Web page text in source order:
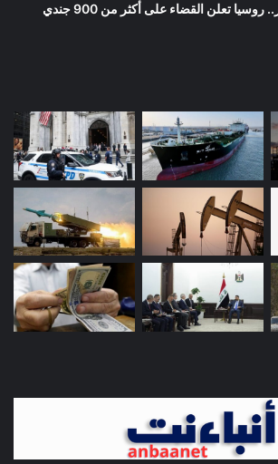
على مختلف المحاور.. روسيا تعلن القضاء على أكثر من 900 جندي